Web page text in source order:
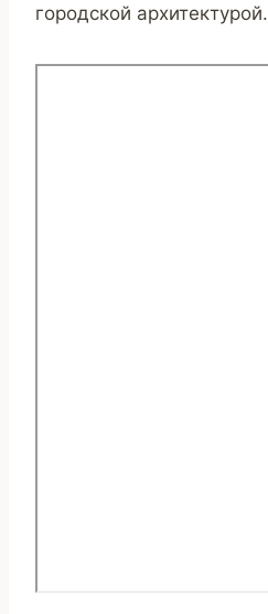
городской архитектурой.